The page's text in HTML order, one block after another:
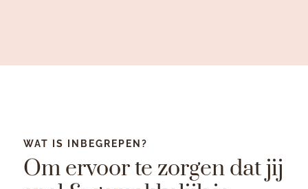
WAT IS INBEGREPEN?
Om ervoor te zorgen dat jij